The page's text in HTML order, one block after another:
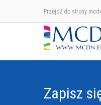
Przejdź do strony
Zapisz